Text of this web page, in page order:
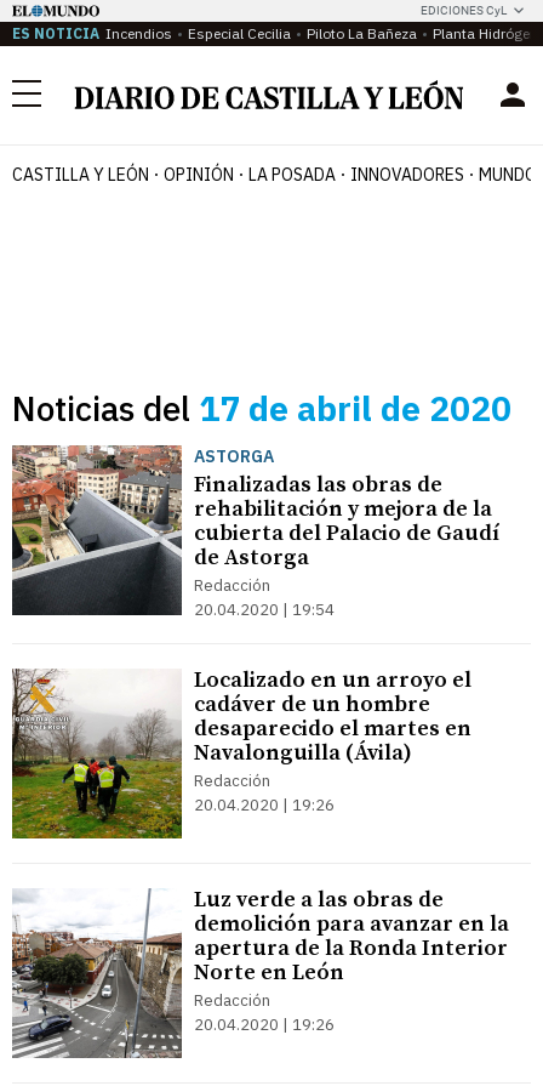
EDICIONES CyL
ES NOTICIA Incendios Especial Cecilia Piloto La Bañeza Planta
Menú
CASTILLA Y LEÓN OPINIÓN LA POSADA INNOVADORES MUNDO
Noticias del 17 de abril de 2020
ASTORGA
Finalizadas las obras de
rehabilitación y mejora de la
cubierta del Palacio de Gaudí
de Astorga
Redacción
20.04.2020 | 19:54
Localizado en un arroyo el
cadáver de un hombre
desaparecido el martes en
Navalonguilla (Ávila)
Redacción
20.04.2020 | 19:26
Luz verde a las obras de
demolición para avanzar en la
apertura de la Ronda Interior
Norte en León
Redacción
20.04.2020 | 19:26